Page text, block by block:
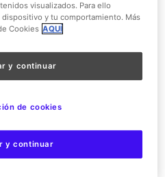
nuevo pasaje del terror
en el Egipto más
del Parque de
terror especiales de la
Las experiencias de terror
visualizados. Para ello
y tu comportamiento. Más
Cookies AQUÍ
y continuar
y continuar
de cookies